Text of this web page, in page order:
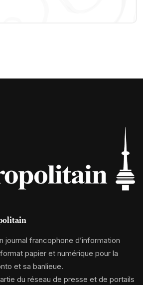
journal francophone d’information
papier et numérique pour la
et sa banlieue.
du réseau de presse et de portails